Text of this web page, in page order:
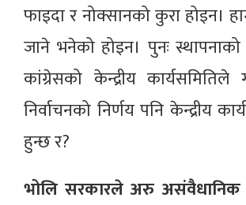
फाइदा र नोक्सानको कुरा होइन।
जाने भनेको होइन। पुनः स्थापनाको
कांग्रेसको केन्द्रीय
निर्वाचनको निर्णय पनि केन्द्रीय
हुन्छ र?
भोलि सरकारले अरु